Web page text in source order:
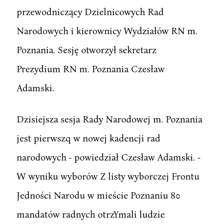
przewodniczący Dzielnicowych Rad
Narodowych i kierownicy Wydziałów RN m.
Poznania. Sesję otworzył sekretarz
Prezydium RN m. Poznania Czesław
Adamski.
Dzisiejsza sesja Rady Narodowej m. Poznania
jest pierwszq w nowej kadencji rad
narodowych - powiedział Czesław Adamski. -
W wyniku wyborów Z listy wyborczej Frontu
Jedności Narodu w mieście Poznaniu 80
mandatów radnych otrzYmali ludzie